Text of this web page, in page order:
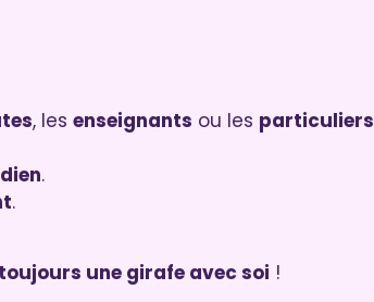
, les enseignants ou les particuliers
.
.
une girafe avec soi !